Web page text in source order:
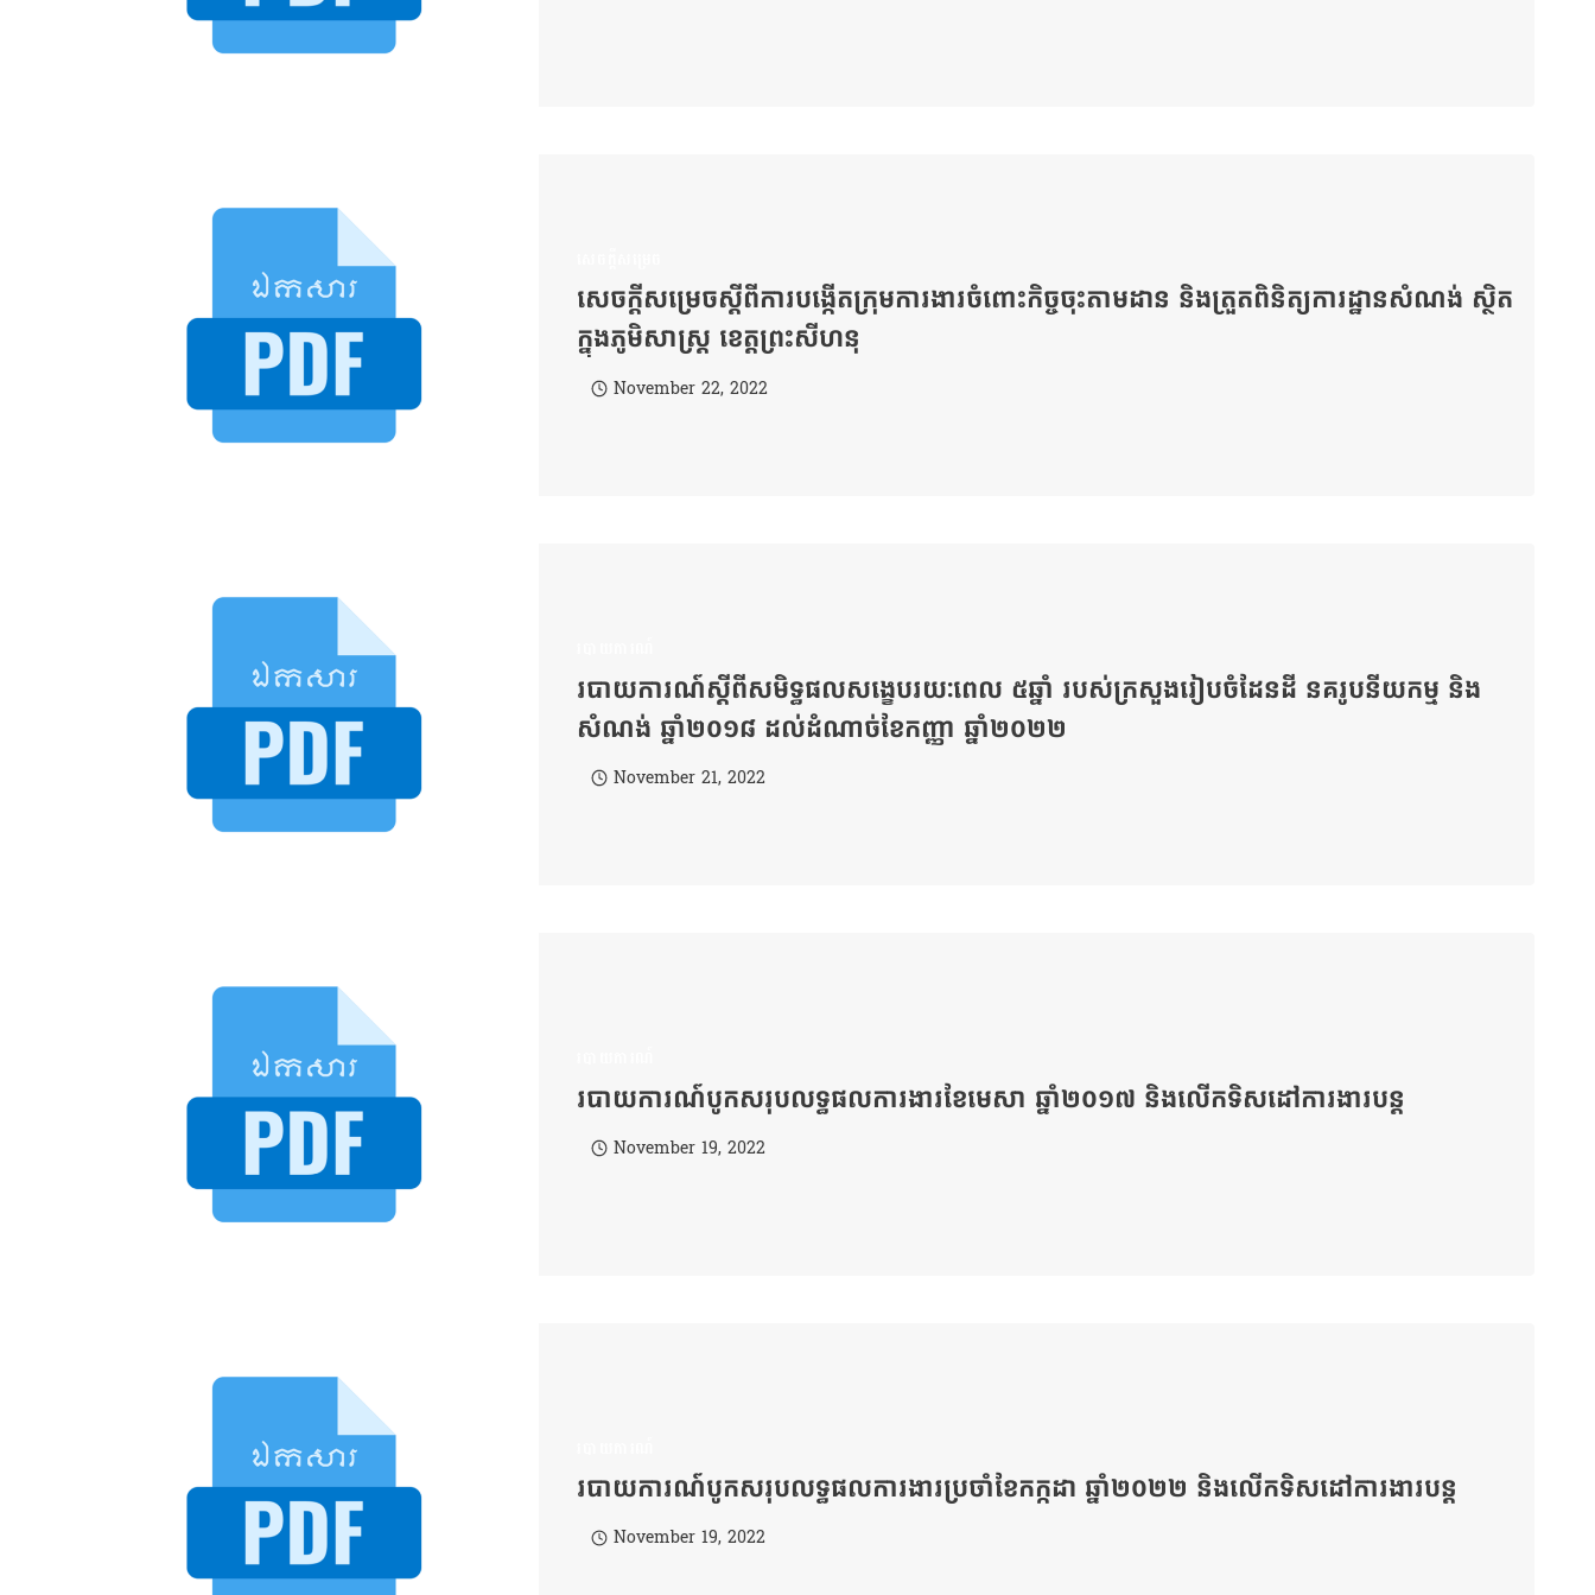
សេចក្ដីសម្រេចស្ដីពីការបង្កើតក្រុមការងារចំពោះកិច្ចចុះតាមដាន និងត្រួតពិនិត្យការដ្ឋានសំណង់ ស្ថិត
ក្នុងភូមិសាស្រ្ត ខេត្តព្រះសីហនុ
November 22, 2022
របាយការណ៍​ស្ដីពី​សមិទ្ធផល​សង្ខេប​រយៈពេល ៥ឆ្នាំ របស់​ក្រសួង​រៀបចំ​ដែនដី នគរូប​នីយកម្ម និង​
សំណង់ ឆ្នាំ​២០១៨ ដល់​ដំណាច់​ខែ​កញ្ញា ឆ្នាំ​២០២២
November 21, 2022
របាយការណ៍បូកសរុបលទ្ធផលការងារខែមេសា ឆ្នាំ២០១៧ និងលើកទិសដៅការងារបន្ត
November 19, 2022
របាយការណ៍បូកសរុបលទ្ធផលការងារប្រចាំខែកក្កដា ឆ្នាំ២០២២ និងលើកទិសដៅការងារបន្ត
November 19, 2022